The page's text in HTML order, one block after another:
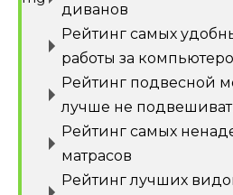
диванов
Рейтинг самых
работы за
Рейтинг подвесной
лучше не
Рейтинг самых
матрасов
Рейтинг лучших